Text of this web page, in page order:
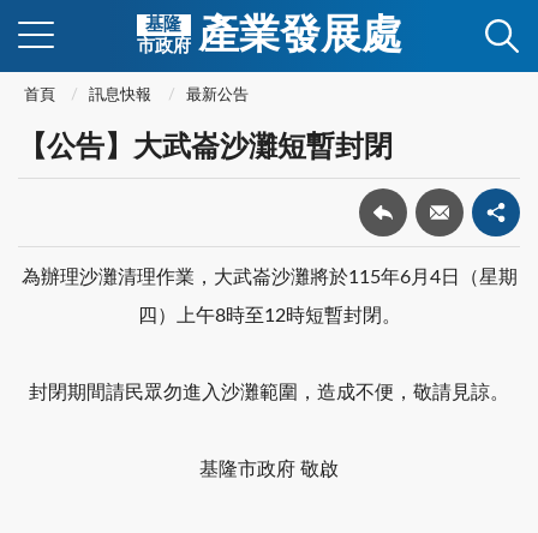
基隆
市政府 產業發展處
首頁 訊息快報 最新公告
【公告】大武崙沙灘短暫封閉
為辦理沙灘清理作業，大武崙沙灘將於115年6月4日（星期
四）上午8時至12時短暫封閉。
封閉期間請民眾勿進入沙灘範圍，造成不便，敬請見諒。
基隆市政府 敬啟